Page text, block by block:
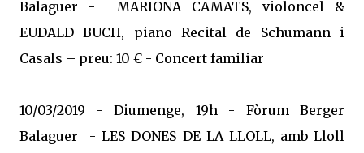
Balaguer - MARIONA CAMATS, violoncel &
EUDALD BUCH, piano Recital de Schumann i
Casals – preu: 10 € - Concert familiar
10/03/2019 - Diumenge, 19h - Fòrum Berger
Balaguer - LES DONES DE LA LLOLL, amb Lloll